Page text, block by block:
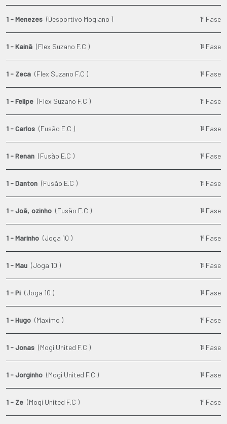
1 - Menezes (Desportivo Mogiano ) 1ª Fase
1 - Kainã (Flex Suzano F.C ) 1ª Fase
1 - Zeca (Flex Suzano F.C ) 1ª Fase
1 - Felipe (Flex Suzano F.C ) 1ª Fase
1 - Carlos (Fusão E.C ) 1ª Fase
1 - Renan (Fusão E.C ) 1ª Fase
1 - Danton (Fusão E.C ) 1ª Fase
1 - Joã‚ozinho (Fusão E.C ) 1ª Fase
1 - Marinho (Joga 10 ) 1ª Fase
1 - Mau (Joga 10 ) 1ª Fase
1 - Pi (Joga 10 ) 1ª Fase
1 - Hugo (Maximo ) 1ª Fase
1 - Jonas (Mogi United F.C ) 1ª Fase
1 - Jorginho (Mogi United F.C ) 1ª Fase
1 - Ze (Mogi United F.C ) 1ª Fase